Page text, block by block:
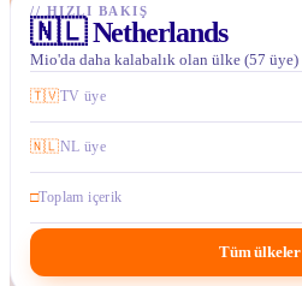
// HIZLI BAKIŞ
🇳🇱 Netherlands
Mio'da daha kalabalık olan ülke (57 üye)
🇹🇻TV üye
🇳🇱NL üye
□Toplam içerik
Tüm ülkeler